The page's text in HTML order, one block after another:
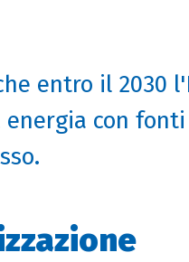
entro il 2030
con